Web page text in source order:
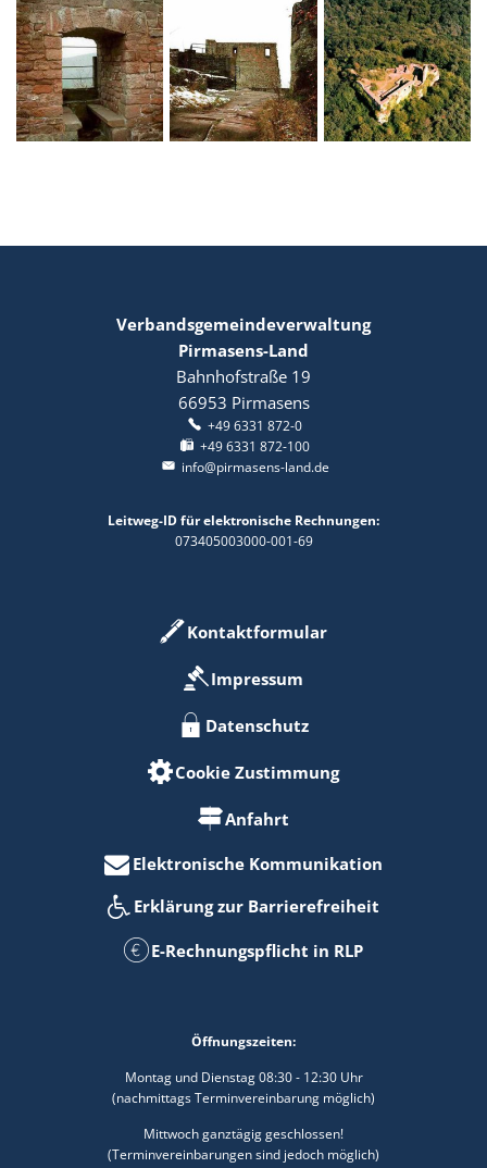
Verbandsgemeindeverwaltung
Pirmasens-Land
Bahnhofstraße 19
66953 Pirmasens
+49 6331 872-0
+49 6331 872-100
info@pirmasens-land.de
Leitweg-ID für elektronische Rechnungen:
073405003000-001-69
Kontaktformular
Impressum
Datenschutz
Cookie Zustimmung
Anfahrt
Elektronische Kommunikation
Erklärung zur Barrierefreiheit
E-Rechnungspflicht in RLP
Öffnungszeiten:
Montag und Dienstag 08:30 - 12:30 Uhr
(nachmittags Terminvereinbarung möglich)
Mittwoch ganztägig geschlossen!
(Terminvereinbarungen sind jedoch möglich)